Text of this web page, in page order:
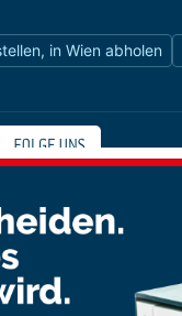
in Wien abholen